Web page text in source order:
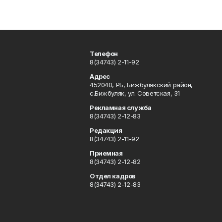
Телефон
8(34743) 2-11-92
Адрес
452040, РБ, Бижбулякский район,
с.Бижбуляк, ул. Советская, 31
Рекламная служба
8(34743) 2-12-83
Редакция
8(34743) 2-11-92
Приемная
8(34743) 2-12-82
Отдел кадров
8(34743) 2-12-83